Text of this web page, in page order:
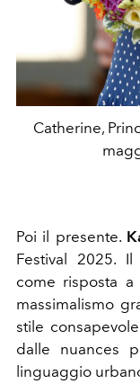
Catherine,
Poi il presente.
Festival 2025.
come risposta
massimalismo
stile
dalle nuances
linguaggio